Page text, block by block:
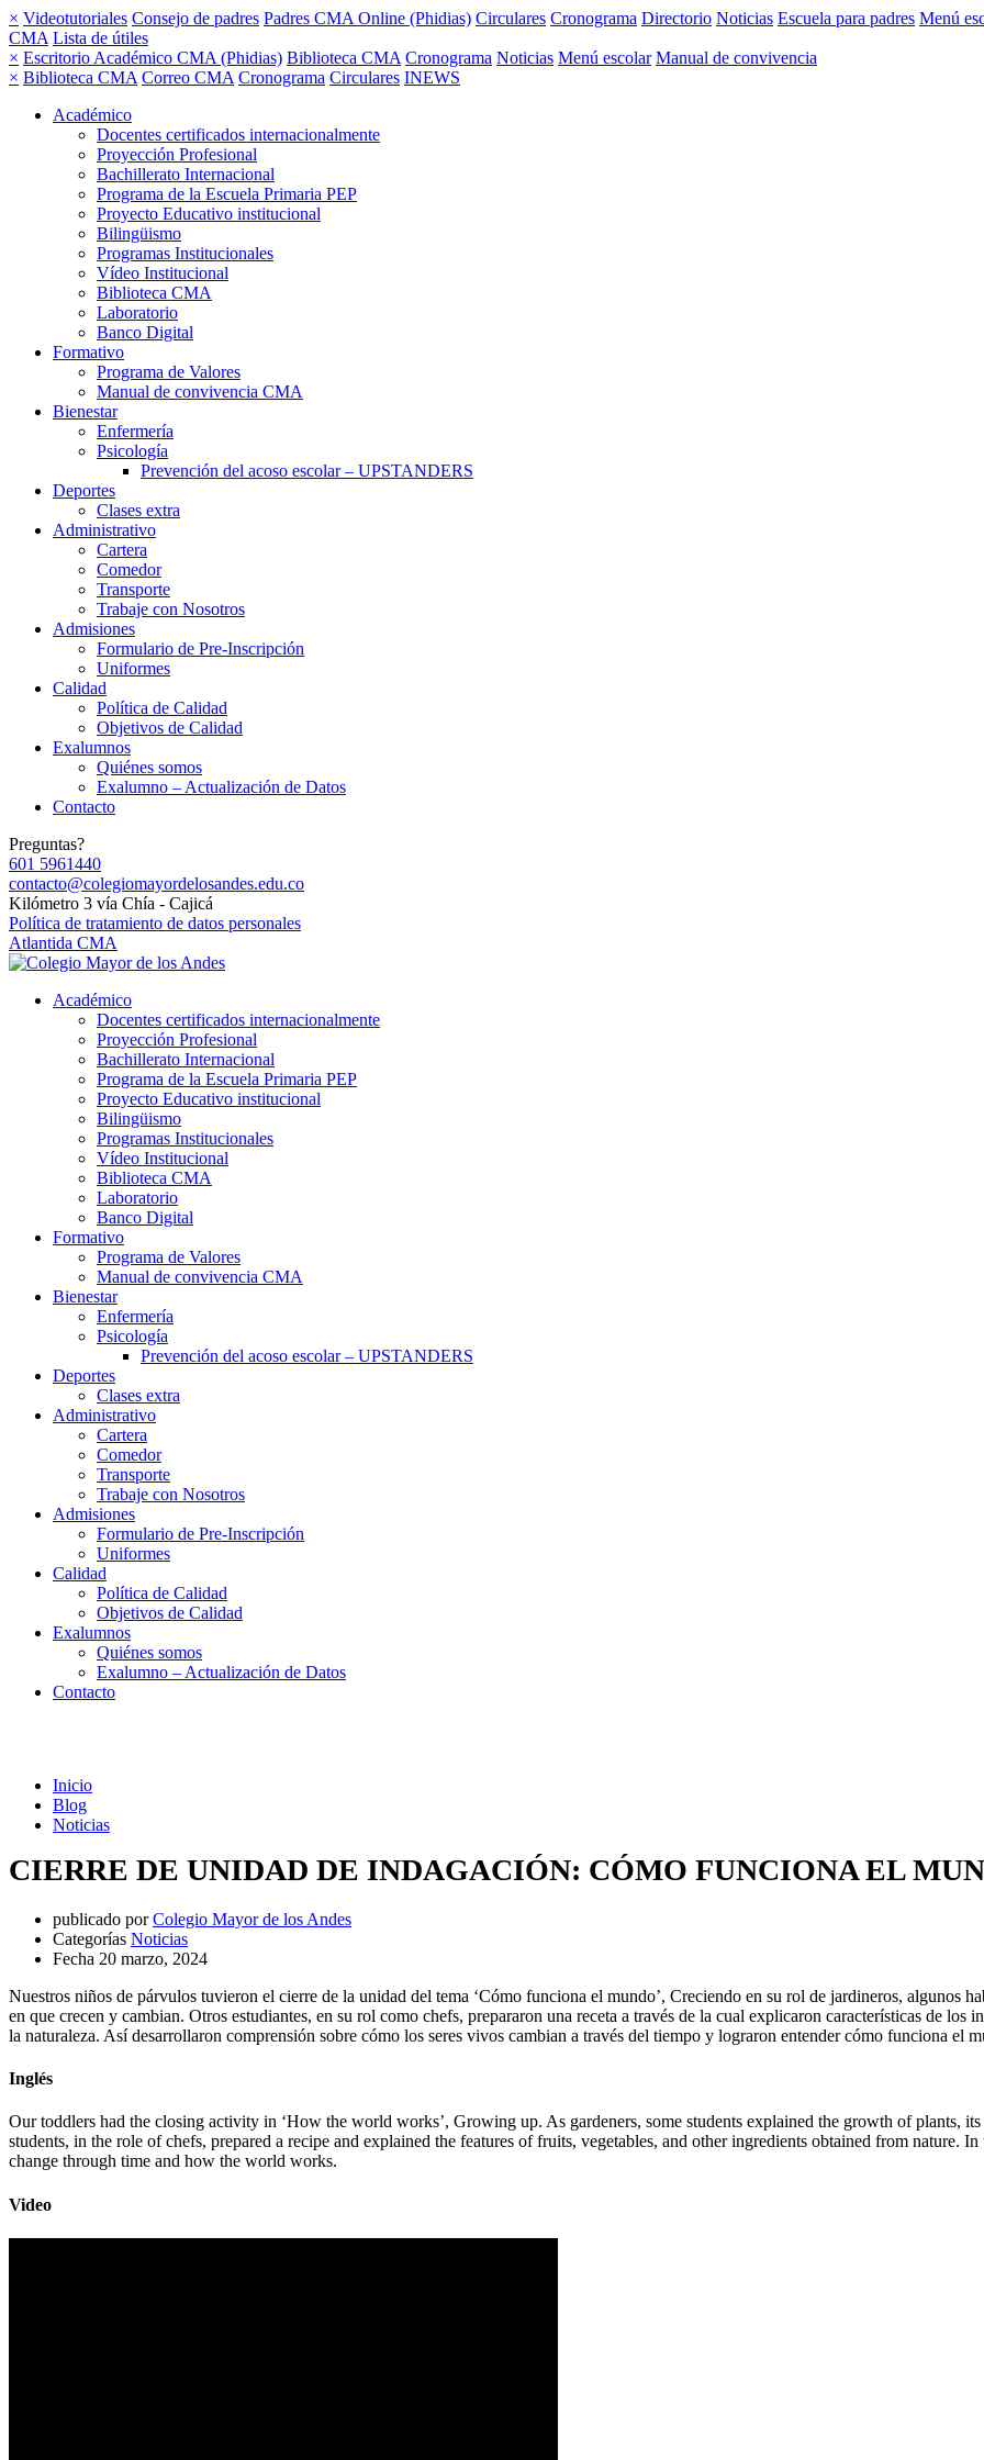
× Videotutoriales Consejo de padres Padres CMA Online (Phidias) Circulares Cronograma Directorio Noticias Escuela para padres Menú
CMA Lista de útiles
× Escritorio Académico CMA (Phidias) Biblioteca CMA Cronograma Noticias Menú escolar Manual de convivencia
× Biblioteca CMA Correo CMA Cronograma Circulares INEWS
Académico
Docentes certificados internacionalmente
Proyección Profesional
Bachillerato Internacional
Programa de la Escuela Primaria PEP
Proyecto Educativo institucional
Bilingüismo
Programas Institucionales
Vídeo Institucional
Biblioteca CMA
Laboratorio
Banco Digital
Formativo
Programa de Valores
Manual de convivencia CMA
Bienestar
Enfermería
Psicología
Prevención del acoso escolar – UPSTANDERS
Deportes
Clases extra
Administrativo
Cartera
Comedor
Transporte
Trabaje con Nosotros
Admisiones
Formulario de Pre-Inscripción
Uniformes
Calidad
Política de Calidad
Objetivos de Calidad
Exalumnos
Quiénes somos
Exalumno – Actualización de Datos
Contacto
Preguntas?
601 5961440
contacto@colegiomayordelosandes.edu.co
Kilómetro 3 vía Chía - Cajicá
Política de tratamiento de datos personales
Atlantida CMA
Académico
Docentes certificados internacionalmente
Proyección Profesional
Bachillerato Internacional
Programa de la Escuela Primaria PEP
Proyecto Educativo institucional
Bilingüismo
Programas Institucionales
Vídeo Institucional
Biblioteca CMA
Laboratorio
Banco Digital
Formativo
Programa de Valores
Manual de convivencia CMA
Bienestar
Enfermería
Psicología
Prevención del acoso escolar – UPSTANDERS
Deportes
Clases extra
Administrativo
Cartera
Comedor
Transporte
Trabaje con Nosotros
Admisiones
Formulario de Pre-Inscripción
Uniformes
Calidad
Política de Calidad
Objetivos de Calidad
Exalumnos
Quiénes somos
Exalumno – Actualización de Datos
Contacto
Inicio
Blog
Noticias
CIERRE DE UNIDAD DE INDAGACIÓN: CÓMO FUNCIONA EL
publicado por Colegio Mayor de los Andes
Categorías Noticias
Fecha 20 marzo, 2024
Nuestros niños de párvulos tuvieron el cierre de la unidad del tema ‘Cómo funciona el mundo’, Creciendo en su rol de jardineros, algunos
en que crecen y cambian. Otros estudiantes, en su rol como chefs, prepararon una receta a través de la cual explicaron características de los
la naturaleza. Así desarrollaron comprensión sobre cómo los seres vivos cambian a través del tiempo y lograron entender cómo funciona el
Inglés
Our toddlers had the closing activity in ‘How the world works’, Growing up. As gardeners, some students explained the growth of plants,
students, in the role of chefs, prepared a recipe and explained the features of fruits, vegetables, and other ingredients obtained from nature.
change through time and how the world works.
Video